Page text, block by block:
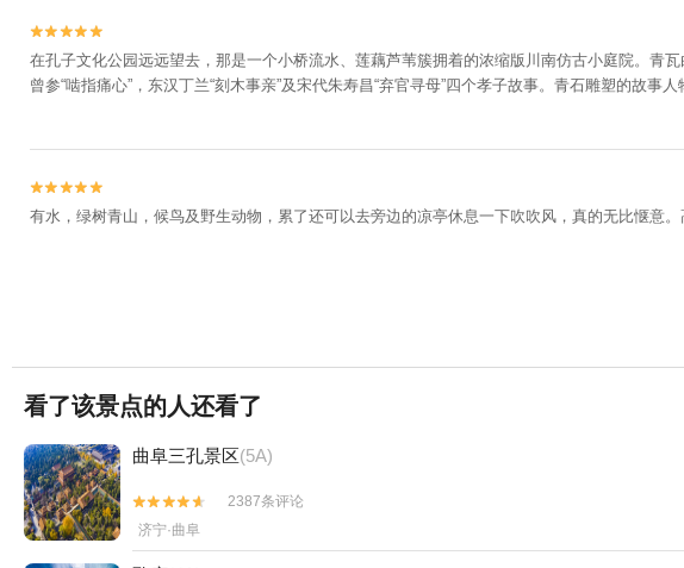


在孔子文化公园远远望去，那是一个小桥流水、莲藕芦苇簇拥着的浓缩版川南仿古小庭院。青
曾参“啮指痛心”，东汉丁兰“刻木事亲”及宋代朱寿昌“弃官寻母”四个孝子故事。青石雕塑的故事


有水，绿树青山，候鸟及野生动物，累了还可以去旁边的凉亭休息一下吹吹风，真的无比惬意
看了该景点的人还看了
曲阜三孔景区(5A)


2387条评论
济宁·曲阜